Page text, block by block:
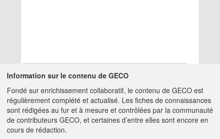
Aucun résultat
A PROPOS DE GECO AIDE
Information sur le contenu de GECO
Fondé sur enrichissement collaboratif, le contenu de GECO est
régulièrement complété et actualisé. Les fiches de connaissances
sont rédigées au fur et à mesure et contrôlées par la communauté
de contributeurs GECO, et certaines d’entre elles sont encore en
cours de rédaction.